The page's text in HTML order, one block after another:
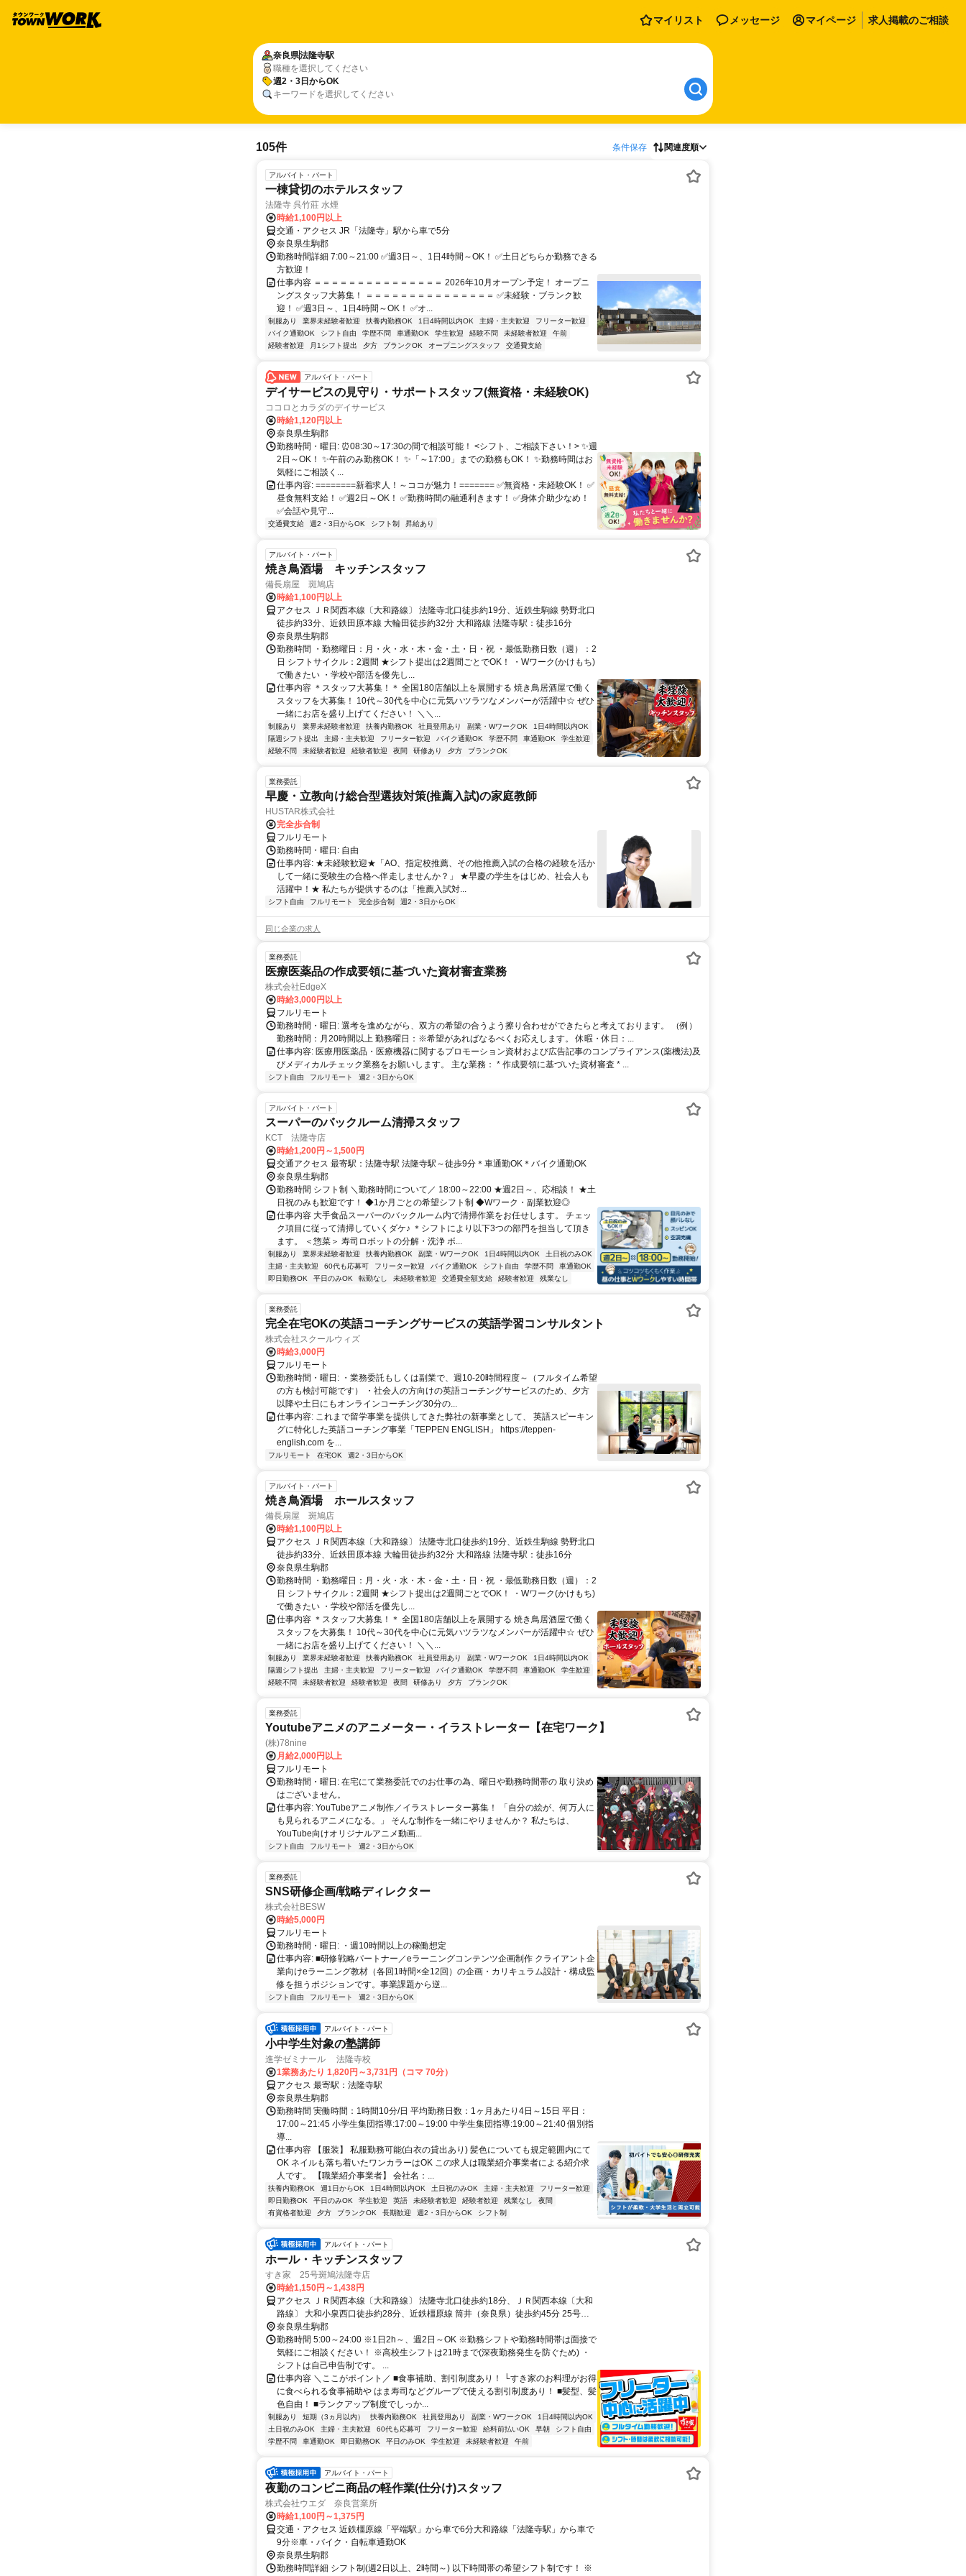
マイリスト メッセージ マイページ 求人掲載のご相談
奈良県法隆寺駅
職種を選択してください
週2・3日からOK
キーワードを選択してください
105件 条件保存 関連度順
アルバイト・パート
一棟貸切のホテルスタッフ
法隆寺 呉竹莊 水煙
時給1,100円以上
交通・アクセス JR「法隆寺」駅から車で5分
奈良県生駒郡
勤務時間詳細 7:00～21:00 ✅週3日～、1日4時間～OK！ ✅土日どちらか勤務できる
方歓迎！
仕事内容 ＝＝＝＝＝＝＝＝＝＝＝＝＝＝＝ 2026年10月オープン予定！ オープニ
ングスタッフ大募集！ ＝＝＝＝＝＝＝＝＝＝＝＝＝＝＝ ✅未経験・ブランク歓
迎！ ✅週3日～、1日4時間～OK！ ✅オ...
制服あり 業界未経験者歓迎 扶養内勤務OK 1日4時間以内OK 主婦・主夫歓迎
フリーター歓迎
バイク通勤OK
シフト自由 学歴不問 車通勤OK 学生歓迎 経験不問 未経験者歓迎
午前
経験者歓迎
月1シフト提出 夕方 ブランクOK オープニングスタッフ 交通費支給
アルバイト・パート
デイサービスの見守り・サポートスタッフ(無資格・未経験OK)
ココロとカラダのデイサービス
時給1,120円以上
奈良県生駒郡
勤務時間・曜日: ⏰️08:30～17:30の間で相談可能！ <シフト、ご相談下さい！> ✨週
2日～OK！ ✨午前のみ勤務OK！ ✨「～17:00」までの勤務もOK！ ✨勤務時間はお
気軽にご相談く...
仕事内容: ========新着求人！～ココが魅力！======= ✅️無資格・未経験OK！ ✅️
昼食無料支給！ ✅️週2日～OK！ ✅勤務時間の融通利きます！ ✅️身体介助少なめ！
✅️会話や見守...
交通費支給 週2・3日からOK シフト制 昇給あり
アルバイト・パート
焼き鳥酒場 キッチンスタッフ
備長扇屋 斑鳩店
時給1,100円以上
アクセス ＪＲ関西本線〔大和路線〕 法隆寺北口徒歩約19分、近鉄生駒線 勢野北口
徒歩約33分、近鉄田原本線 大輪田徒歩約32分 大和路線 法隆寺駅：徒歩16分
奈良県生駒郡
勤務時間 ・勤務曜日：月・火・水・木・金・土・日・祝 ・最低勤務日数（週）：2
日 シフトサイクル：2週間 ★シフト提出は2週間ごとでOK！ ・Wワーク(かけもち)
で働きたい ・学校や部活を優先し...
仕事内容 ＊スタッフ大募集！＊ 全国180店舗以上を展開する 焼き鳥居酒屋で働く
スタッフを大募集！ 10代～30代を中心に元気ハツラツなメンバーが活躍中☆ ぜひ
一緒にお店を盛り上げてください！ ＼＼...
制服あり 業界未経験者歓迎 扶養内勤務OK 社員登用あり 副業・WワークOK
1日4時間以内OK
隔週シフト提出
主婦・主夫歓迎 フリーター歓迎 バイク通勤OK 学歴不問 車通勤OK
学生歓迎
経験不問
未経験者歓迎 経験者歓迎 夜間 研修あり 夕方 ブランクOK
業務委託
早慶・立教向け総合型選抜対策(推薦入試)の家庭教師
HUSTAR株式会社
完全歩合制
フルリモート
勤務時間・曜日: 自由
仕事内容: ★未経験歓迎★「AO、指定校推薦、その他推薦入試の合格の経験を活か
して一緒に受験生の合格へ伴走しませんか？」 ★早慶の学生をはじめ、社会人も
活躍中！★ 私たちが提供するのは「推薦入試対...
シフト自由 フルリモート 完全歩合制 週2・3日からOK
同じ企業の求人
業務委託
医療医薬品の作成要領に基づいた資材審査業務
株式会社EdgeX
時給3,000円以上
フルリモート
勤務時間・曜日: 選考を進めながら、双方の希望の合うよう擦り合わせができたらと考えております。 （例）
勤務時間：月20時間以上 勤務曜日：※希望があればなるべくお応えします。 休暇・休日：...
仕事内容: 医療用医薬品・医療機器に関するプロモーション資材および広告記事のコンプライアンス(薬機法)及
びメディカルチェック業務をお願いします。 主な業務： * 作成要領に基づいた資材審査 * ...
シフト自由 フルリモート 週2・3日からOK
アルバイト・パート
スーパーのバックルーム清掃スタッフ
KCT 法隆寺店
時給1,200円～1,500円
交通アクセス 最寄駅：法隆寺駅 法隆寺駅～徒歩9分＊車通勤OK＊バイク通勤OK
奈良県生駒郡
勤務時間 シフト制 ＼勤務時間について／ 18:00～22:00 ★週2日～、応相談！ ★土
日祝のみも歓迎です！ ◆1か月ごとの希望シフト制 ◆Wワーク・副業歓迎◎
仕事内容 大手食品スーパーのバックルーム内で清掃作業をお任せします。 チェッ
ク項目に従って清掃していくダケ♪ ＊シフトにより以下3つの部門を担当して頂き
ます。 ＜惣菜＞ 寿司ロボットの分解・洗浄 ボ...
制服あり 業界未経験者歓迎 扶養内勤務OK 副業・WワークOK 1日4時間以内OK
土日祝のみOK
主婦・主夫歓迎
60代も応募可 フリーター歓迎 バイク通勤OK シフト自由 学歴不問
車通勤OK
即日勤務OK
平日のみOK 転勤なし 未経験者歓迎 交通費全額支給 経験者歓迎 残業なし
業務委託
完全在宅OKの英語コーチングサービスの英語学習コンサルタント
株式会社スクールウィズ
時給3,000円
フルリモート
勤務時間・曜日: ・業務委託もしくは副業で、週10-20時間程度～（フルタイム希望
の方も検討可能です） ・社会人の方向けの英語コーチングサービスのため、夕方
以降や土日にもオンラインコーチング30分の...
仕事内容: これまで留学事業を提供してきた弊社の新事業として、 英語スピーキン
グに特化した英語コーチング事業「TEPPEN ENGLISH」 https://teppen-
english.com を...
フルリモート 在宅OK 週2・3日からOK
アルバイト・パート
焼き鳥酒場 ホールスタッフ
備長扇屋 斑鳩店
時給1,100円以上
アクセス ＪＲ関西本線〔大和路線〕 法隆寺北口徒歩約19分、近鉄生駒線 勢野北口
徒歩約33分、近鉄田原本線 大輪田徒歩約32分 大和路線 法隆寺駅：徒歩16分
奈良県生駒郡
勤務時間 ・勤務曜日：月・火・水・木・金・土・日・祝 ・最低勤務日数（週）：2
日 シフトサイクル：2週間 ★シフト提出は2週間ごとでOK！ ・Wワーク(かけもち)
で働きたい ・学校や部活を優先し...
仕事内容 ＊スタッフ大募集！＊ 全国180店舗以上を展開する 焼き鳥居酒屋で働く
スタッフを大募集！ 10代～30代を中心に元気ハツラツなメンバーが活躍中☆ ぜひ
一緒にお店を盛り上げてください！ ＼＼...
制服あり 業界未経験者歓迎 扶養内勤務OK 社員登用あり 副業・WワークOK
1日4時間以内OK
隔週シフト提出
主婦・主夫歓迎 フリーター歓迎 バイク通勤OK 学歴不問 車通勤OK
学生歓迎
経験不問
未経験者歓迎 経験者歓迎 夜間 研修あり 夕方 ブランクOK
業務委託
Youtubeアニメのアニメーター・イラストレーター【在宅ワーク】
(株)78nine
月給2,000円以上
フルリモート
勤務時間・曜日: 在宅にて業務委託でのお仕事の為、曜日や勤務時間帯の 取り決め
はございません。
仕事内容: YouTubeアニメ制作／イラストレーター募集！ 「自分の絵が、何万人に
も見られるアニメになる。」 そんな制作を一緒にやりませんか？ 私たちは、
YouTube向けオリジナルアニメ動画...
シフト自由 フルリモート 週2・3日からOK
業務委託
SNS研修企画/戦略ディレクター
株式会社BESW
時給5,000円
フルリモート
勤務時間・曜日: ・週10時間以上の稼働想定
仕事内容: ■研修戦略パートナー／eラーニングコンテンツ企画制作 クライアント企
業向けeラーニング教材（各回1時間×全12回）の企画・カリキュラム設計・構成監
修を担うポジションです。事業課題から逆...
シフト自由 フルリモート 週2・3日からOK
アルバイト・パート
小中学生対象の塾講師
進学ゼミナール 法隆寺校
1業務あたり 1,820円～3,731円（コマ 70分）
アクセス 最寄駅：法隆寺駅
奈良県生駒郡
勤務時間 実働時間：1時間10分/日 平均勤務日数：1ヶ月あたり4日～15日 平日：
17:00～21:45 小学生集団指導:17:00～19:00 中学生集団指導:19:00～21:40 個別指
導...
仕事内容 【服装】 私服勤務可能(白衣の貸出あり) 髪色についても規定範囲内にて
OK ネイルも落ち着いたワンカラーはOK この求人は職業紹介事業者による紹介求
人です。 【職業紹介事業者】 会社名：...
扶養内勤務OK 週1日からOK 1日4時間以内OK 土日祝のみOK 主婦・主夫歓迎
フリーター歓迎
即日勤務OK
平日のみOK 学生歓迎 英語 未経験者歓迎 経験者歓迎 残業なし
夜間
有資格者歓迎
夕方 ブランクOK 長期歓迎 週2・3日からOK シフト制
アルバイト・パート
ホール・キッチンスタッフ
すき家 25号斑鳩法隆寺店
時給1,150円～1,438円
アクセス ＪＲ関西本線〔大和路線〕 法隆寺北口徒歩約18分、ＪＲ関西本線〔大和
路線〕 大和小泉西口徒歩約28分、近鉄橿原線 筒井（奈良県）徒歩約45分 25号線
沿い、中宮寺東交差点近く
奈良県生駒郡
勤務時間 5:00～24:00 ※1日2h～、週2日～OK ※勤務シフトや勤務時間帯は面接で
気軽にご相談ください！ ※高校生シフトは21時まで(深夜勤務発生を防ぐため) ・
シフトは自己申告制です。 ...
仕事内容 ＼ここがポイント／ ■食事補助、割引制度あり！ └すき家のお料理がお得
に食べられる食事補助や はま寿司などグループで使える割引制度あり！ ■髪型、髪
色自由！ ■ランクアップ制度でしっか...
制服あり 短期（3ヵ月以内） 扶養内勤務OK 社員登用あり 副業・WワークOK
1日4時間以内OK
土日祝のみOK
主婦・主夫歓迎 60代も応募可 フリーター歓迎 給料前払いOK 早朝
シフト自由
学歴不問
車通勤OK 即日勤務OK 平日のみOK 学生歓迎 未経験者歓迎 午前
アルバイト・パート
夜勤のコンビニ商品の軽作業(仕分け)スタッフ
株式会社ウエダ 奈良営業所
時給1,100円～1,375円
交通・アクセス 近鉄橿原線「平端駅」から車で6分大和路線「法隆寺駅」から車で
9分※車・バイク・自転車通勤OK
奈良県生駒郡
勤務時間詳細 シフト制(週2日以上、2時間～) 以下時間帯の希望シフト制です！ ※